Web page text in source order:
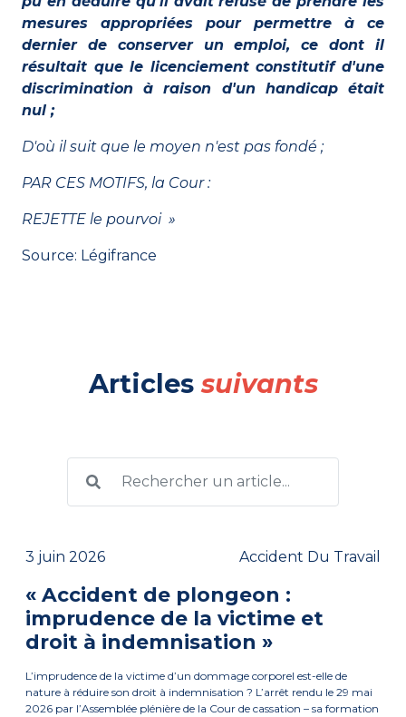
mesures appropriées pour permettre à ce
dernier de conserver un emploi, ce dont il
résultait que le licenciement constitutif d'une
discrimination à raison d'un handicapétait
nul ;
D'où il suit que le moyen n'est pas fondé ;
PAR CES MOTIFS, la Cour :
REJETTE le pourvoi »
Source: Légifrance
Articlessuivants
3 juin 2026 Accident Du Travail
« Accident de plongeon :
imprudence de la victime et
droit à indemnisation »
L’imprudence de la victime d’un dommage corporel est-elle de
nature à réduire son droit à indemnisation ? L’arrêt rendu le 29 mai
2026 par l’Assemblée plénière de la Cour de cassation – sa formation